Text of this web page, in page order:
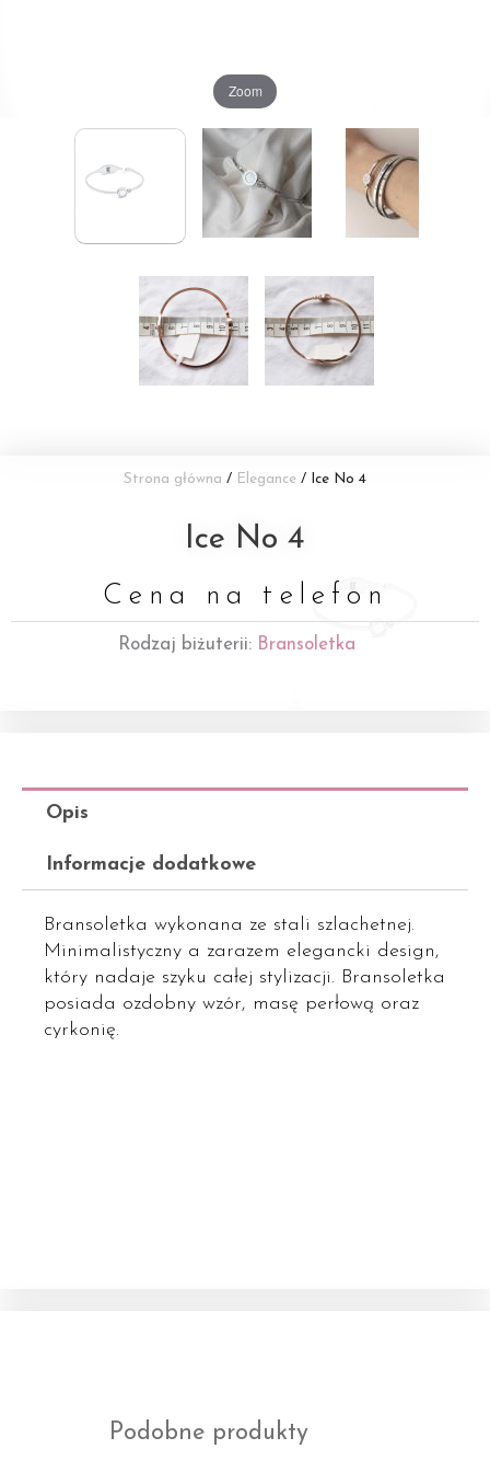
Zoom
Strona główna / Elegance / Ice No 4
Ice No 4
Cena na telefon
Rodzaj biżuterii: Bransoletka
Opis
Informacje dodatkowe
Bransoletka wykonana ze stali szlachetnej.
Minimalistyczny a zarazem elegancki design,
który nadaje szyku całej stylizacji. Bransoletka
posiada ozdobny wzór, masę perłową oraz
cyrkonię.
Podobne produkty